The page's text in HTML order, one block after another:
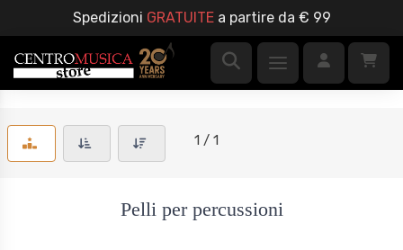
Spedizioni GRATUITEa partire da € 99
1 / 1
Pelli per percussioni